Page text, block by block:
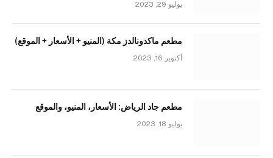
يوليو 29, 2023
مطعم ماكدونالدز مكة (المنيو + الأسعار + الموقع)
أكتوبر 16, 2023
مطعم جاد الرياض: الأسعار، المنيو، والموقع
يوليو 18, 2023